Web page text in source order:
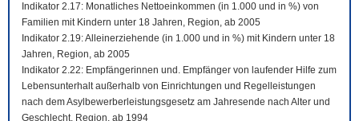
Indikator 2.17: Monatliches Nettoeinkommen (in 1.000 und in %) von
Familien mit Kindern unter 18 Jahren, Region, ab 2005
Indikator 2.19: Alleinerziehende (in 1.000 und in %) mit Kindern unter 18
Jahren, Region, ab 2005
Indikator 2.22: Empfängerinnen und. Empfänger von laufender Hilfe zum
Lebensunterhalt außerhalb von Einrichtungen und Regelleistungen
nach dem Asylbewerberleistungsgesetz am Jahresende nach Alter und
Geschlecht, Region, ab 1994